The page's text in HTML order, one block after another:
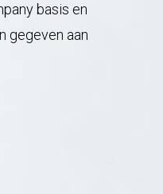
basis en
gegeven aan